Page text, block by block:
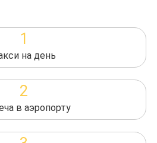
1
на день
2
в аэропорту